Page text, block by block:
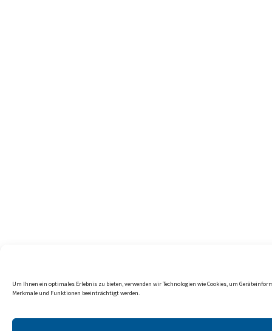
Um Ihnen ein optimales Erlebnis zu bieten, verwenden wir Technologien wie Cookies, um
Merkmale und Funktionen beeinträchtigt werden.